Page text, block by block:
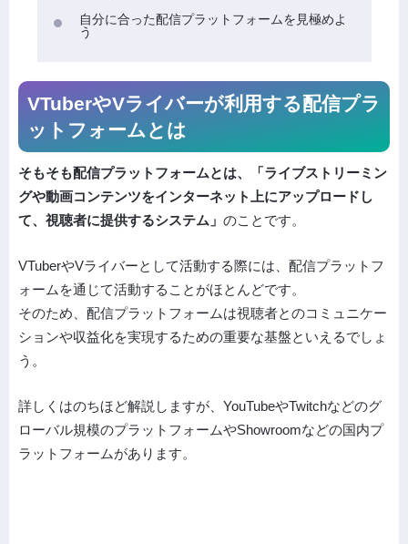
自分に合った配信プラットフォームを見極めよ
う
VTuberやVライバーが利用する配信プラ
ットフォームとは
そもそも配信プラットフォームとは、「ライブストリーミン
グや動画コンテンツをインターネット上にアップロードし
て、視聴者に提供するシステム」 のことです。
VTuberやVライバーとして活動する際には、配信プラットフ
ォームを通じて活動することがほとんどです。
そのため、配信プラットフォームは視聴者とのコミュニケー
ションや収益化を実現するための重要な基盤といえるでしょ
う。
詳しくはのちほど解説しますが、YouTubeやTwitchなどのグ
ローバル規模のプラットフォームやShowroomなどの国内プ
ラットフォームがあります。